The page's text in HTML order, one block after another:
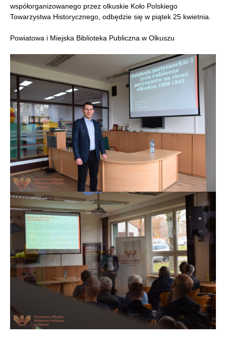
współorganizowanego przez olkuskie Koło Polskiego
Towarzystwa Historycznego, odbędzie się w piątek 25 kwietnia.
Powiatowa i Miejska Biblioteka Publiczna w Olkuszu